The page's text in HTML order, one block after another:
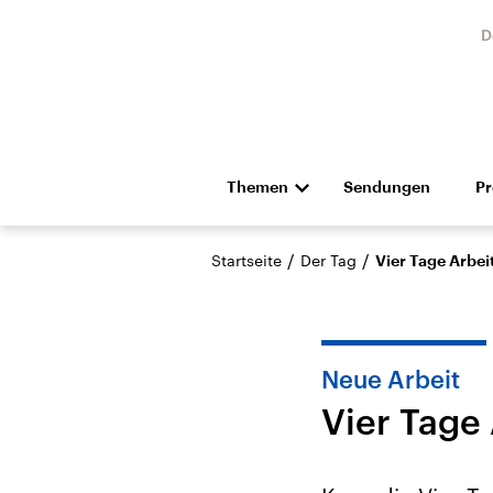
Themen
Die Nachrichten Politik
Hörspiel und Feature Musik
Sendungen
Startseite / Der Tag / Vier Tage
Neue Arbeit
Vier